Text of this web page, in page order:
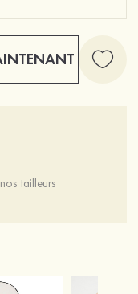
tailleurs